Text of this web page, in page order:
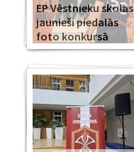
EP Vēstnieku skolas
jaunieši piedalās
foto konkursā